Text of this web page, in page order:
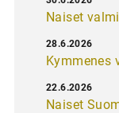
Naiset
Kymmenes
28.6.2026
Naiset
22.6.2026